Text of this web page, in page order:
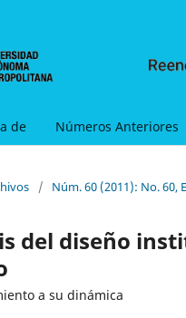
de Números Anteriores
/ Núm. 60 (2011): No. 60,
del diseño
a su dinámica